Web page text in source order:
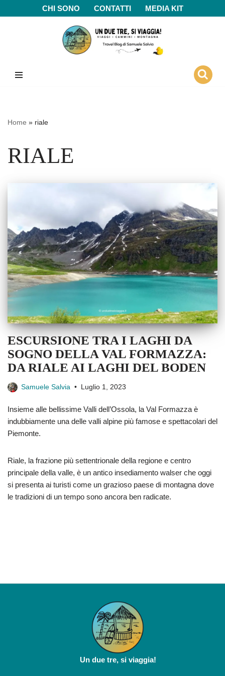
CHI SONO CONTATTI MEDIA KIT
Home » riale
RIALE
ESCURSIONE TRA I LAGHI DA
SOGNO DELLA VAL FORMAZZA:
DA RIALE AI LAGHI DEL BODEN
Samuele Salvia Luglio 1, 2023
Insieme alle bellissime Valli dell’Ossola, la Val Formazza è
indubbiamente una delle valli alpine più famose e spettacolari del
Piemonte.
Riale, la frazione più settentrionale della regione e centro
principale della valle, è un antico insediamento walser che oggi
si presenta ai turisti come un grazioso paese di montagna dove
le tradizioni di un tempo sono ancora ben radicate.
Un due tre, si viaggia!